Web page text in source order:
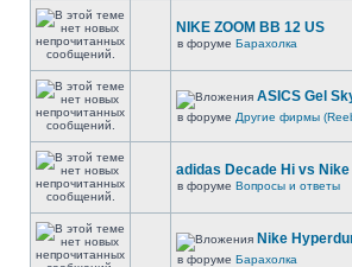
NIKE ZOOM BB 12 US
в форуме Барахолка
ASICS Gel
в форуме Другие фирмы
adidas Decade Hi vs
в форуме Вопросы и ответы
Nike
в форуме Барахолка